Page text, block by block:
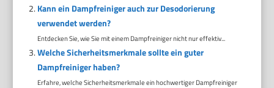
Kann ein Dampfreiniger auch zur Desodorierung
verwendet werden?
Entdecken Sie, wie Sie mit einem Dampfreiniger nicht nur effektiv...
Welche Sicherheitsmerkmale sollte ein guter
Dampfreiniger haben?
Erfahre, welche Sicherheitsmerkmale ein hochwertiger Dampfreiniger